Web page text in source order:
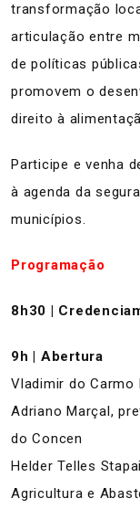
transformação
articulação entre
de políticas
promovem o
direito à
Participe e venha
à agenda da
municípios.
Programação
8h30 |
9h | Abertura
Vladimir do Carmo
Adriano Marçal,
do Concen
Helder Telles
Agricultura e